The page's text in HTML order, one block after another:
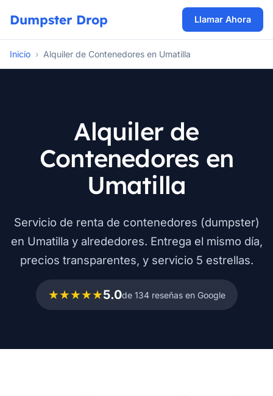
Dumpster Drop Llamar Ahora
Inicio › Alquiler de Contenedores en Umatilla
Alquiler de
Contenedores en
Umatilla
Servicio de renta de contenedores (dumpster)
en Umatilla y alrededores. Entrega el mismo día,
precios transparentes, y servicio 5 estrellas.
★★★★★5.0de 134 reseñas en Google